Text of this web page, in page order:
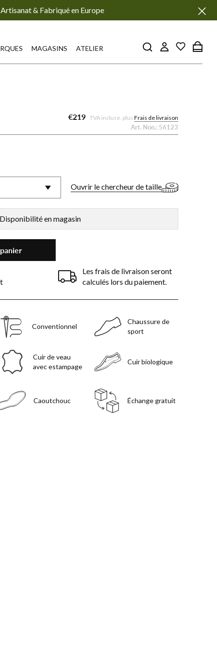
& Fabriqué en Europe
MAGASINS ATELIER
€219 TVA incluse. plus Frais de livraison
Art. Non.: 56123
Ouvrir le chercheur de taille
Disponibilité en magasin
Les frais de livraison seront
calculés lors du paiement.
Conventionnel
Chaussure de
sport
Cuir de veau
avec estampage
Cuir biologique
Caoutchouc Échange gratuit